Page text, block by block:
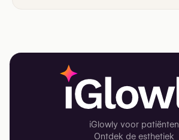
iGlowly voor patiënten
Ontdek de esthetiek